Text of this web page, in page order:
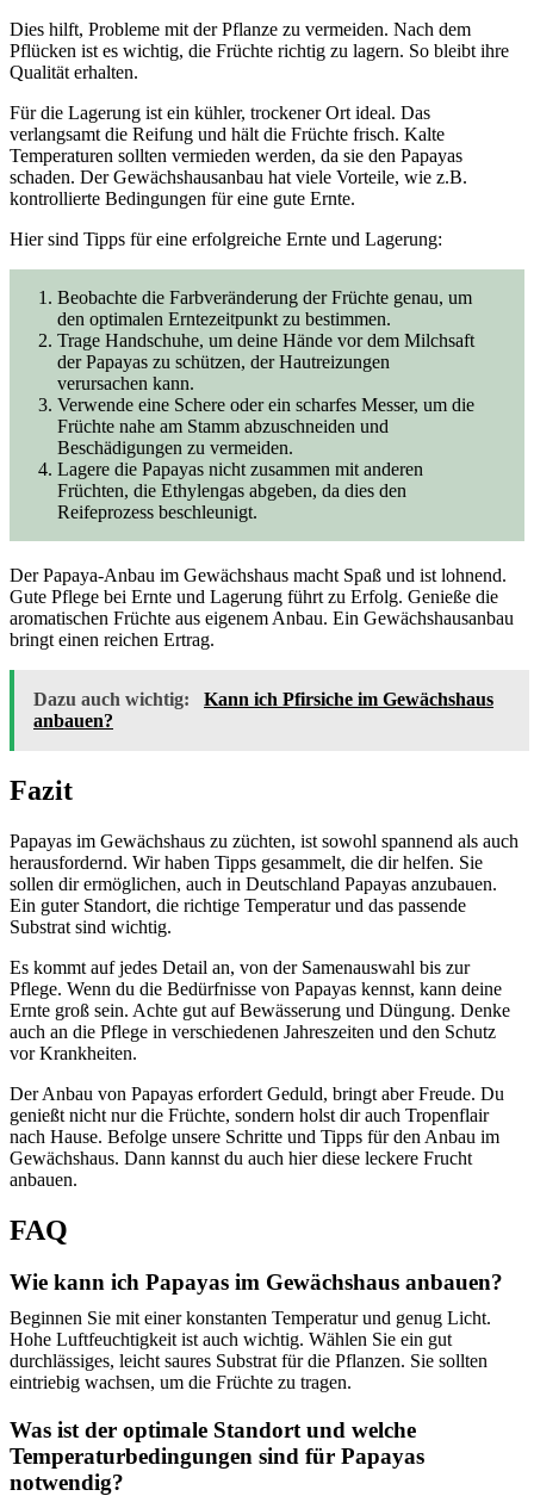
Dies hilft, Probleme mit der Pflanze zu vermeiden. Nach dem
Pflücken ist es wichtig, die Früchte richtig zu lagern. So bleibt ihre
Qualität erhalten.
Für die Lagerung ist ein kühler, trockener Ort ideal. Das
verlangsamt die Reifung und hält die Früchte frisch. Kalte
Temperaturen sollten vermieden werden, da sie den Papayas
schaden. Der Gewächshausanbau hat viele Vorteile, wie z.B.
kontrollierte Bedingungen für eine gute Ernte.
Hier sind Tipps für eine erfolgreiche Ernte und Lagerung:
Beobachte die Farbveränderung der Früchte genau, um
den optimalen Erntezeitpunkt zu bestimmen.
Trage Handschuhe, um deine Hände vor dem Milchsaft
der Papayas zu schützen, der Hautreizungen
verursachen kann.
Verwende eine Schere oder ein scharfes Messer, um die
Früchte nahe am Stamm abzuschneiden und
Beschädigungen zu vermeiden.
Lagere die Papayas nicht zusammen mit anderen
Früchten, die Ethylengas abgeben, da dies den
Reifeprozess beschleunigt.
Der Papaya-Anbau im Gewächshaus macht Spaß und ist lohnend.
Gute Pflege bei Ernte und Lagerung führt zu Erfolg. Genieße die
aromatischen Früchte aus eigenem Anbau. Ein Gewächshausanbau
bringt einen reichen Ertrag.
Dazu auch wichtig:
Kann ich Pfirsiche im Gewächshaus
anbauen?
Fazit
Papayas im Gewächshaus zu züchten, ist sowohl spannend als auch
herausfordernd. Wir haben Tipps gesammelt, die dir helfen. Sie
sollen dir ermöglichen, auch in Deutschland Papayas anzubauen.
Ein guter Standort, die richtige Temperatur und das passende
Substrat sind wichtig.
Es kommt auf jedes Detail an, von der Samenauswahl bis zur
Pflege. Wenn du die Bedürfnisse von Papayas kennst, kann deine
Ernte groß sein. Achte gut auf Bewässerung und Düngung. Denke
auch an die Pflege in verschiedenen Jahreszeiten und den Schutz
vor Krankheiten.
Der Anbau von Papayas erfordert Geduld, bringt aber Freude. Du
genießt nicht nur die Früchte, sondern holst dir auch Tropenflair
nach Hause. Befolge unsere Schritte und Tipps für den Anbau im
Gewächshaus. Dann kannst du auch hier diese leckere Frucht
anbauen.
FAQ
Wie kann ich Papayas im Gewächshaus anbauen?
Beginnen Sie mit einer konstanten Temperatur und genug Licht.
Hohe Luftfeuchtigkeit ist auch wichtig. Wählen Sie ein gut
durchlässiges, leicht saures Substrat für die Pflanzen. Sie sollten
eintriebig wachsen, um die Früchte zu tragen.
Was ist der optimale Standort und welche
Temperaturbedingungen sind für Papayas
notwendig?